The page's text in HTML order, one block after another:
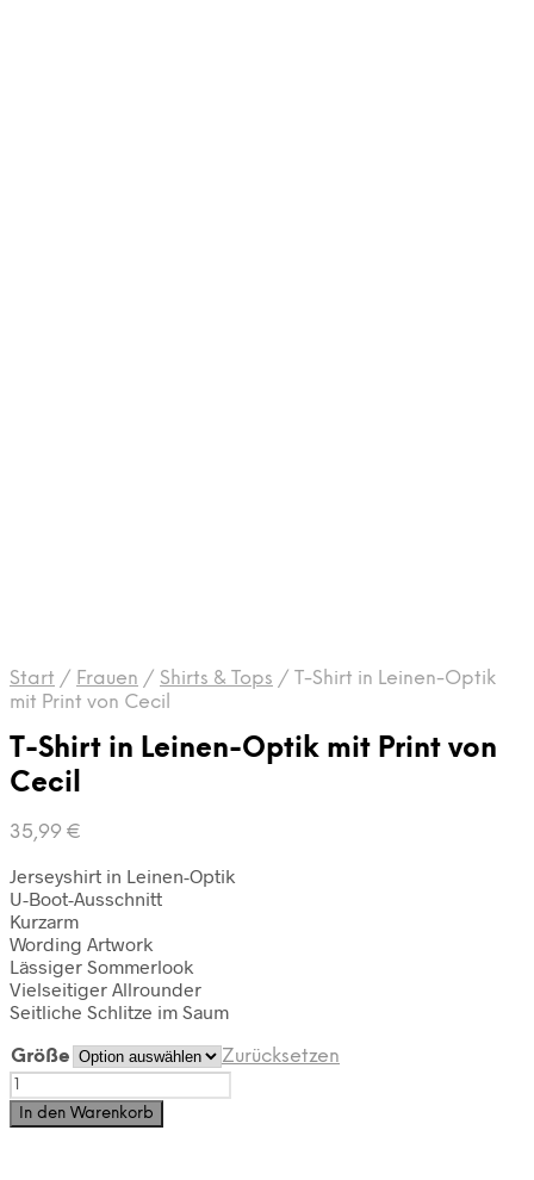
Start / Frauen / Shirts & Tops / T-Shirt in Leinen-Optik
mit Print von Cecil
T-Shirt in Leinen-Optik mit Print von
Cecil
35,99 €
Jerseyshirt in Leinen-Optik
U-Boot-Ausschnitt
Kurzarm
Wording Artwork
Lässiger Sommerlook
Vielseitiger Allrounder
Seitliche Schlitze im Saum
Größe
Zurücksetzen
T-
Shirt
in
In den Warenkorb